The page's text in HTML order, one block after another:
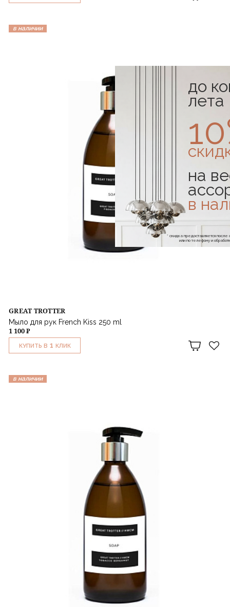
в наличии
GREAT TROTTER
Мыло для рук French Kiss 250 ml
1 100 ₽
КУПИТЬ В 1 КЛИК
в наличии
до
лета
на
в
* скидка предоставляется
или по телефону и